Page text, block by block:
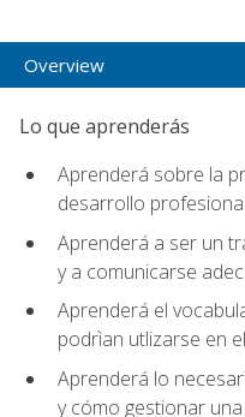
Overview
Lo que aprenderás
Aprenderá sobre la
desarrollo
Aprenderá a ser un
y a comunicarse
Aprenderá el
podrìan utlizarse en
Aprenderá lo
y cómo gestionar